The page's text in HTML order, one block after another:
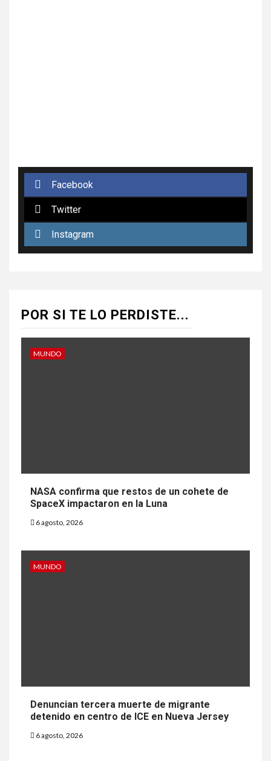
Facebook
Twitter
Instagram
POR SI TE LO PERDISTE...
MUNDO
NASA confirma que restos de un cohete de
SpaceX impactaron en la Luna
6 agosto, 2026
MUNDO
Denuncian tercera muerte de migrante
detenido en centro de ICE en Nueva Jersey
6 agosto, 2026